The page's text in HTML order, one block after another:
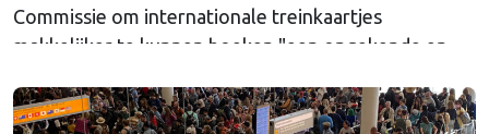
Commissie om internationale treinkaartjes
makkelijker te kunnen boeken "een ongekende en
dit keer te groot om het voorstel nog tegen te